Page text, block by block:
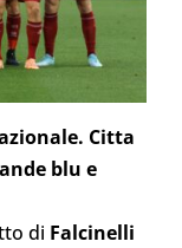
Citta
blu e
di Falcinelli